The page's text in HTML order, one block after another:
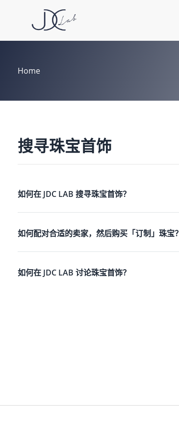
Home
搜寻珠宝首饰
如何在 JDC LAB 搜寻珠宝首饰？
如何配对合适的卖家，然后购买「订制」珠宝？
如何在 JDC LAB 讨论珠宝首饰？